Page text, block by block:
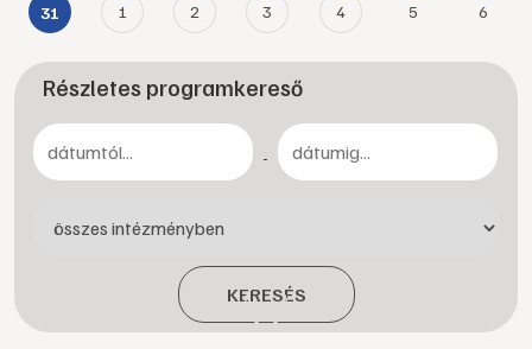
31 1 2 3 4 5 6
Részletes programkereső
-
KERESÉS